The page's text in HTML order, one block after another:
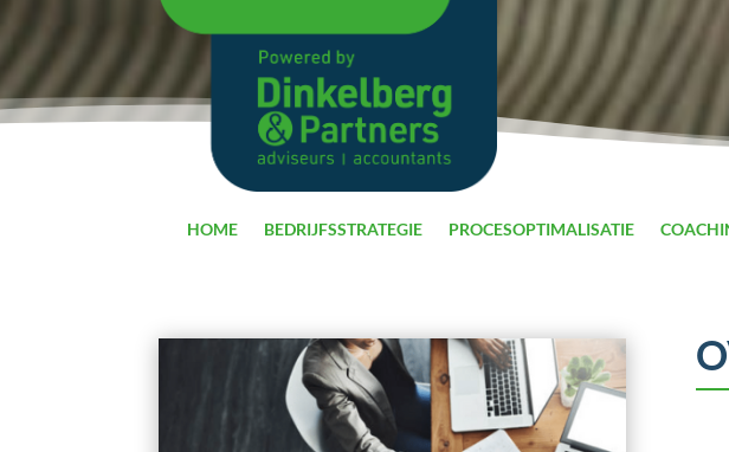
HOME BEDRIJFSSTRATEGIE PROCESOPTIMALISATIE